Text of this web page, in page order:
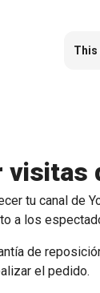
This
visitas
tu canal de
a los
de
el pedido.